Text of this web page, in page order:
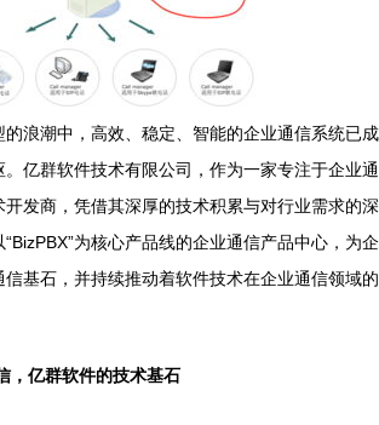
的浪潮中，高效、稳定、智能的企业通信系统已成
亿群软件技术有限公司，作为一家专注于企业通
发商，凭借其深厚的技术积累与对行业需求的深
为核心产品线的企业通信产品中心，为企
基石，并持续推动着软件技术在企业通信领域的
，亿群软件的技术基石